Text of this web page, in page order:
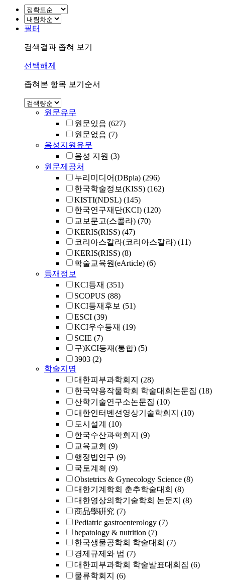
필터
검색결과 좁혀 보기
선택해제
좁혀본 항목 보기순서
원문유무
원문있음 (627)
원문없음 (7)
음성지원유무
음성 지원 (3)
원문제공처
누리미디어(DBpia) (296)
한국학술정보(KISS) (162)
KISTI(NDSL) (145)
한국연구재단(KCI) (120)
교보문고(스콜라) (70)
KERIS(RISS) (47)
코리아스칼라(코리아스칼라) (11)
KERIS(RISS) (8)
학술교육원(eArticle) (6)
등재정보
KCI등재 (351)
SCOPUS (88)
KCI등재후보 (51)
ESCI (39)
KCI우수등재 (19)
SCIE (7)
구)KCI등재(통합) (5)
3903 (2)
학술지명
대한피부과학회지 (28)
한국약용작물학회 학술대회논문집 (18)
산학기술연구소논문집 (10)
대한인터벤션영상기술학회지 (10)
도시설계 (10)
한국수산과학회지 (9)
교육교회 (9)
행정법연구 (9)
국토계획 (9)
Obstetrics & Gynecology Science (8)
대한기계학회 춘추학술대회 (8)
대한영상의학기술학회 논문지 (8)
商品學硏究 (7)
Pediatric gastroenterology (7)
hepatology & nutrition (7)
한국생물공학회 학술대회 (7)
경제규제와 법 (7)
대한피부과학회 학술발표대회집 (6)
물류학회지 (6)